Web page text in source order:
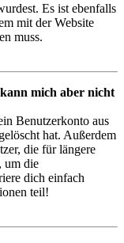
Es ist ebenfalls
mit der Website
muss.
mich aber nicht
Benutzerkonto aus
hat. Außerdem
die für längere
um die
dich einfach
teil!